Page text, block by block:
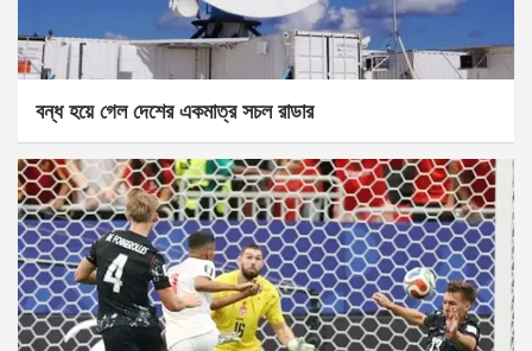
বন্ধ হয়ে গেল দেশের একমাত্র সচল রাডার